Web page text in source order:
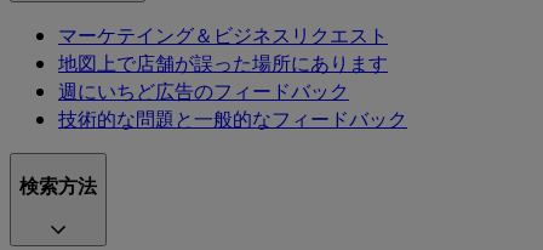
マーケテイング＆ビジネスリクエスト
地図上で店舗が誤った場所にあります
週にいちど広告のフィードバック
技術的な問題と一般的なフィードバック
検索方法